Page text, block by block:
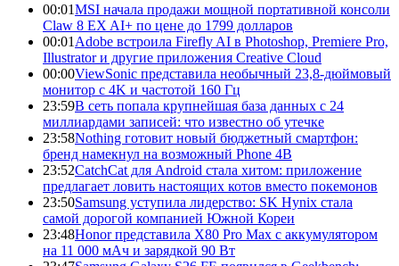
00:01MSI начала продажи мощной портативной консоли
Claw 8 EX AI+ по цене до 1799 долларов
00:01 Adobe встроила Firefly AI в Photoshop, Premiere Pro,
Illustrator и другие приложения Creative Cloud
00:00ViewSonic представила необычный 23,8-дюймовый
монитор с 4K и частотой 160 Гц
23:59В сеть попала крупнейшая база данных с 24
миллиардами записей: что известно об утечке
23:58Nothing готовит новый бюджетный смартфон:
бренд намекнул на возможный Phone 4B
23:52CatchCat для Android стала хитом: приложение
предлагает ловить настоящих котов вместо покемонов
23:50Samsung уступила лидерство: SK Hynix стала
самой дорогой компанией Южной Кореи
23:48Honor представила X80 Pro Max с аккумулятором
на 11 000 мАч и зарядкой 90 Вт